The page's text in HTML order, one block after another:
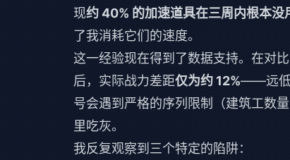
现约 40% 的加速道具在三周内根本没
了我消耗它们的速度。
这一经验现在得到了数据支持。在对
后，实际战力差距仅为约 12%——远低
号会遇到严格的序列限制（建筑工数
里吃灰。
我反复观察到三个特定的陷阱：